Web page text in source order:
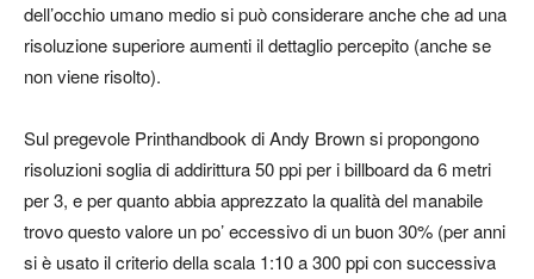
dell’occhio umano medio si può considerare anche che ad una
risoluzione superiore aumenti il dettaglio percepito (anche se
non viene risolto).
Sul pregevole Printhandbook di Andy Brown si propongono
risoluzioni soglia di addirittura 50 ppi per i billboard da 6 metri
per 3, e per quanto abbia apprezzato la qualità del manabile
trovo questo valore un po’ eccessivo di un buon 30% (per anni
si è usato il criterio della scala 1:10 a 300 ppi con successiva